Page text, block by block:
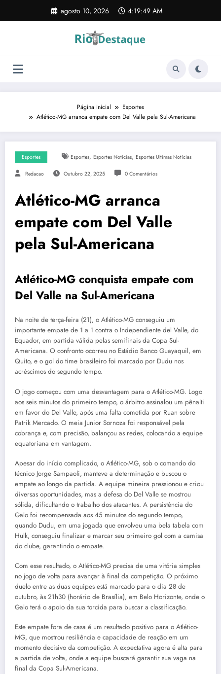
o
agosto 10, 2026 4:19:50 AM
Página inicial
Esportes
Atlético-MG arranca empate com Del Valle pela Sul-Americana
Esportes Esportes, Esportes Notícias, Esportes Ultimas Notícias
Redacao Outubro 22, 2025 0 Comentários
Atlético-MG arranca
empate com Del Valle
pela Sul-Americana
Atlético-MG conquista empate com
Del Valle na Sul-Americana
Na noite de terça-feira (21), o Atlético-MG conseguiu um
importante empate de 1 a 1 contra o Independiente del Valle, do
Equador, em partida válida pelas semifinais da Copa Sul-
Americana. O confronto ocorreu no Estádio Banco Guayaquil, em
Quito, e o gol do time brasileiro foi marcado por Dudu nos
acréscimos do segundo tempo.
O jogo começou com uma desvantagem para o Atlético-MG. Logo
aos seis minutos do primeiro tempo, o árbitro assinalou um pênalti
em favor do Del Valle, após uma falta cometida por Ruan sobre
Patrik Mercado. O meia Junior Sornoza foi responsável pela
cobrança e, com precisão, balançou as redes, colocando a equipe
equatoriana em vantagem.
Apesar do início complicado, o Atlético-MG, sob o comando do
técnico Jorge Sampaoli, manteve a determinação e buscou o
empate ao longo da partida. A equipe mineira pressionou e criou
diversas oportunidades, mas a defesa do Del Valle se mostrou
sólida, dificultando o trabalho dos atacantes. A persistência do
Galo foi recompensada aos 45 minutos do segundo tempo,
quando Dudu, em uma jogada que envolveu uma bela tabela com
Hulk, conseguiu finalizar e marcar seu primeiro gol com a camisa
do clube, garantindo o empate.
Com esse resultado, o Atlético-MG precisa de uma vitória simples
no jogo de volta para avançar à final da competição. O próximo
duelo entre as duas equipes está marcado para o dia 28 de
outubro, às 21h30 (horário de Brasília), em Belo Horizonte, onde o
Galo terá o apoio da sua torcida para buscar a classificação.
Este empate fora de casa é um resultado positivo para o Atlético-
MG, que mostrou resiliência e capacidade de reação em um
momento decisivo da competição. A expectativa agora é alta para
a partida de volta, onde a equipe buscará garantir sua vaga na
final da Copa Sul-Americana.